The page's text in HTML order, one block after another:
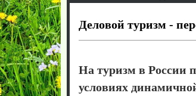
Деловой туризм -
На туризм в России
условиях